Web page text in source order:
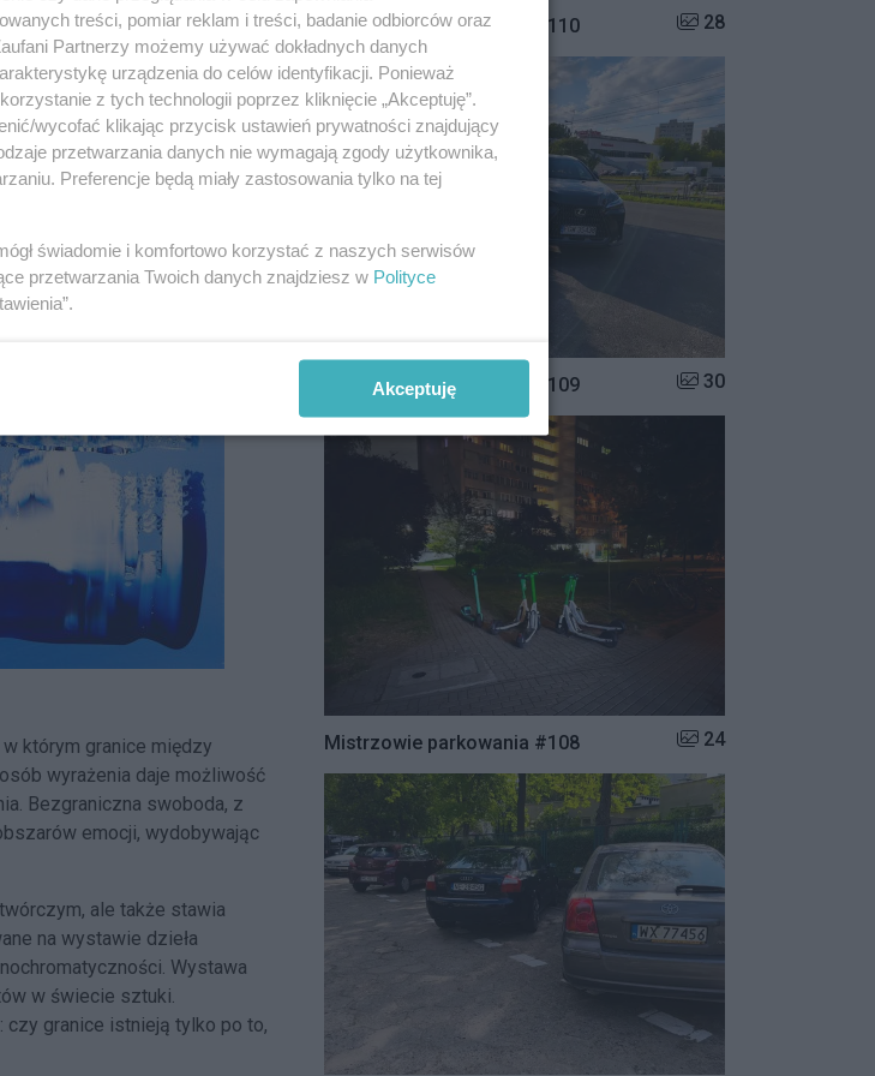
stawiają odbiorcę w obliczu
morzu wyobraźni. Struktury i
nad istotą fizycznej i
myśli twórcy,
w nich własnej historii.
którym granice między
wyrażenia daje możliwość
Bezgraniczna swoboda, z
emocji, wydobywając
ale także stawia
na wystawie dzieła
Wystawa
w świecie sztuki.
granice istnieją tylko po to,
Mistrzowie parkowania #110 Liczba zdjęć w galerii:
28
Mistrzowie parkowania #109 Liczba zdjęć w galerii:
30
Mistrzowie parkowania #108 Liczba zdjęć w galerii:
24
treści, pomiar reklam i treści, badanie odbiorców oraz
Partnerzy możemy używać dokładnych danych
urządzenia do celów identyfikacji. Ponieważ
z tych technologii poprzez kliknięcie „Akceptuję”.
wycofać klikając przycisk ustawień prywatności znajdujący
przetwarzania danych nie wymagają zgody użytkownika,
Preferencje będą miały zastosowania tylko na tej
świadomie i komfortowo korzystać z naszych serwisów
przetwarzania Twoich danych znajdziesz w Polityce
Akceptuję